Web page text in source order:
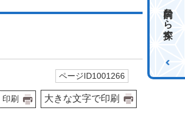
目的から探す
ページID1001266
印刷 大きな文字で印刷